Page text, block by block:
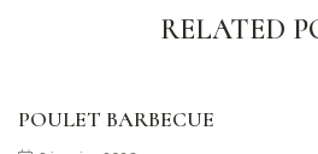
RELATED
POULET BARBECUE